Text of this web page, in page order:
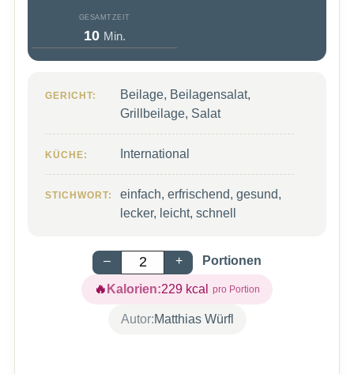
GESAMTZEIT
10Minuten
Min.
GERICHT:
Beilage, Beilagensalat,
Grillbeilage, Salat
KÜCHE: International
STICHWORT:
einfach, erfrischend, gesund,
lecker, leicht, schnell
– + Portionen
Kalorien:229 kcal
Autor:Matthias Würfl